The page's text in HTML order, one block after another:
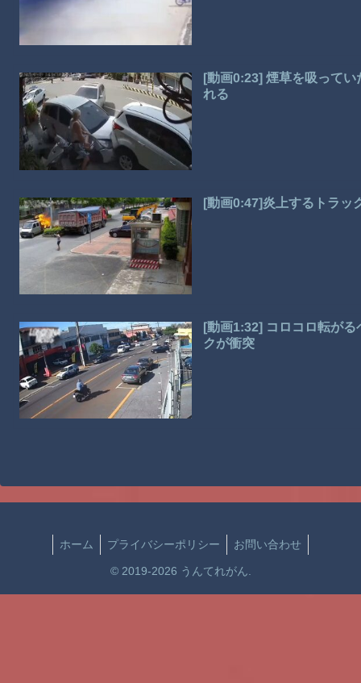
[動画0:23] 煙草を吸って
れる
[動画0:47]炎上するトラッ
[動画1:32] コロコロ転が
クが衝突
ホーム プライバシーポリシー お問い合わせ
© 2019-2026 うんてれがん.